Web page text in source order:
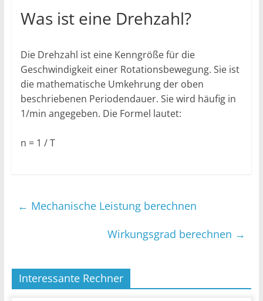
Was ist eine Drehzahl?
Die Drehzahl ist eine Kenngröße für die
Geschwindigkeit einer Rotationsbewegung. Sie ist
die mathematische Umkehrung der oben
beschriebenen Periodendauer. Sie wird häufig in
1/min angegeben. Die Formel lautet:
n = 1 / T
← Mechanische Leistung berechnen
Wirkungsgrad berechnen →
Interessante Rechner